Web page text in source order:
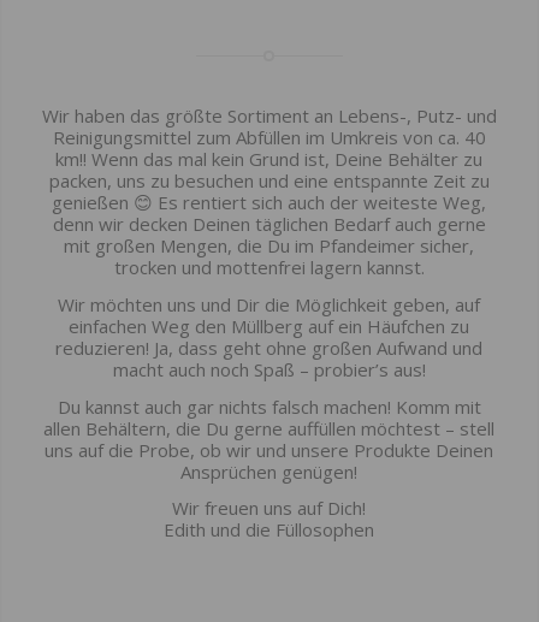
Wir haben das größte Sortiment an Lebens-, Putz- und
Reinigungsmittel zum Abfüllen im Umkreis von ca. 40
km!! Wenn das mal kein Grund ist, Deine Behälter zu
packen, uns zu besuchen und eine entspannte Zeit zu
genießen 😊 Es rentiert sich auch der weiteste Weg,
denn wir decken Deinen täglichen Bedarf auch gerne
mit großen Mengen, die Du im Pfandeimer sicher,
trocken und mottenfrei lagern kannst.
Wir möchten uns und Dir die Möglichkeit geben, auf
einfachen Weg den Müllberg auf ein Häufchen zu
reduzieren! Ja, dass geht ohne großen Aufwand und
macht auch noch Spaß – probier’s aus!
Du kannst auch gar nichts falsch machen! Komm mit
allen Behältern, die Du gerne auffüllen möchtest – stell
uns auf die Probe, ob wir und unsere Produkte Deinen
Ansprüchen genügen!
Wir freuen uns auf Dich!
Edith und die Füllosophen